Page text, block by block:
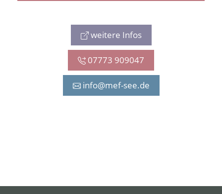
weitere Infos
07773 909047
info@mef-see.de